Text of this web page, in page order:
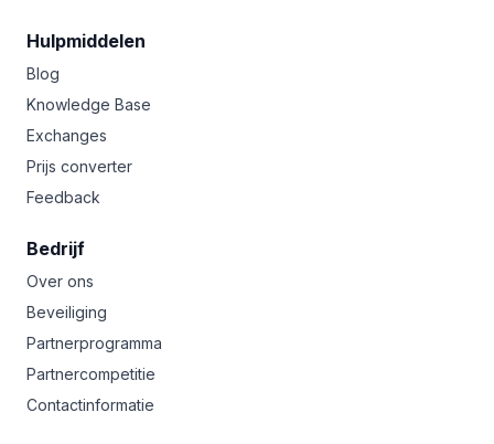
Hulpmiddelen
Blog
Knowledge Base
Exchanges
Prijs converter
Feedback
Bedrijf
Over ons
Beveiliging
Partnerprogramma
Partnercompetitie
Contactinformatie